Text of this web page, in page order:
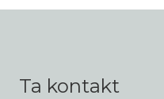
Ta kontakt